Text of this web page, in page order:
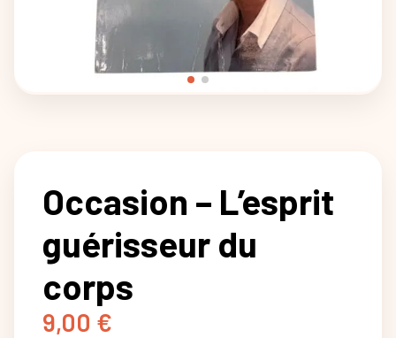
Occasion – L’esprit
guérisseur du
corps
9,00 €